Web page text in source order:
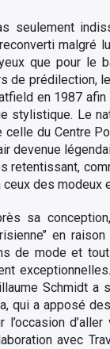
seulement
malgré
que pour le
de prédilection,
en 1987
stylistique. Le
du Centre
devenue
retentissant,
des modeux
sa
en
de mode et
Schmidt
qui a apposé
l’occasion
avec